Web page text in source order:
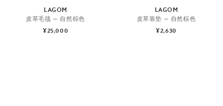
LAGOM
皮草毛毯 — 自然棕色
¥25,000
LAGOM
皮草靠垫 — 自然棕色
¥2,630